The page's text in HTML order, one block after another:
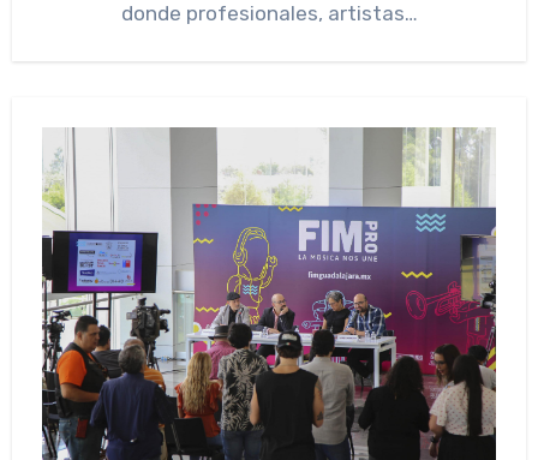
donde profesionales, artistas…